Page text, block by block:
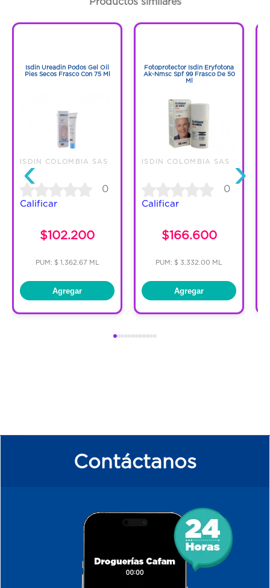
‹
Isdin Ureadin Podos Gel Oil
Pies Secos Frasco Con 75 Ml
ISDIN COLOMBIA SAS
0
Calificar
$102.200
PUM: $ 1,362.67 ML
Agregar
Fotoprotector Isdin Eryfotona
Ak-Nmsc Spf 99 Frasco De 50
Ml
ISDIN COLOMBIA SAS
0
Calificar
$166.600
PUM: $ 3,332.00 ML
Agregar
›
Contáctanos